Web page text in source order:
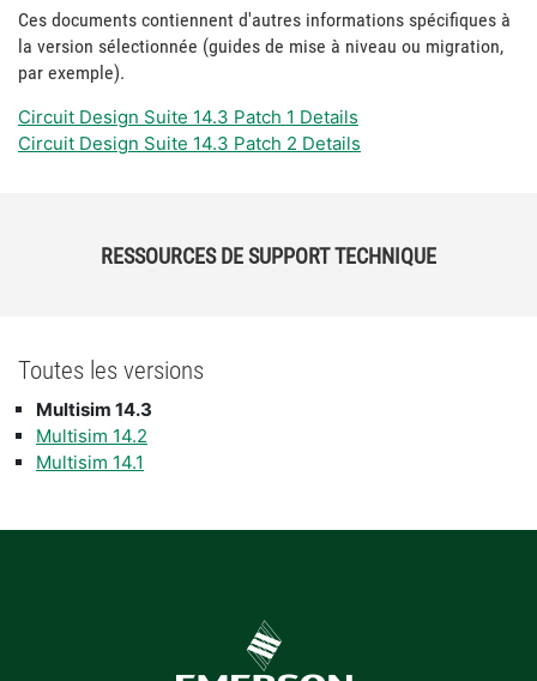
Ces documents contiennent d'autres informations spécifiques à
la version sélectionnée (guides de mise à niveau ou migration,
par exemple).
Circuit Design Suite 14.3 Patch 1 Details
Circuit Design Suite 14.3 Patch 2 Details
RESSOURCES DE SUPPORT TECHNIQUE
Toutes les versions
Multisim 14.3
Multisim 14.2
Multisim 14.1